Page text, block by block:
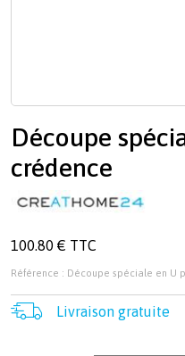
Découpe
crédence
100.80 € TTC
Référence : Découpe spéciale en U
Livraison gratuite